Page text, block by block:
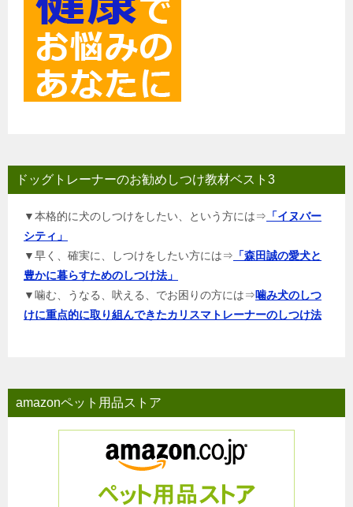
ドッグトレーナーのお勧めしつけ教材ベスト3
▼本格的に犬のしつけをしたい、という方には⇒ 「イヌバー
シティ」
▼早く、確実に、しつけをしたい方には⇒ 「森田誠の愛犬と
豊かに暮らすためのしつけ法」
▼噛む、うなる、吠える、でお困りの方には⇒噛み犬のしつ
けに重点的に取り組んできたカリスマトレーナーのしつけ法
amazonペット用品ストア